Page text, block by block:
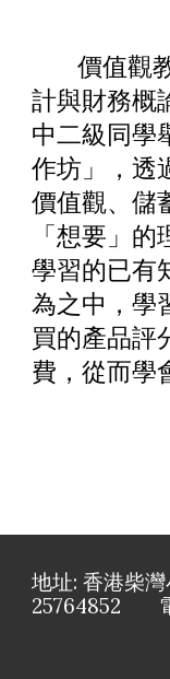
價值觀
計與財務概
中二級同學
作坊」，透
價值觀、儲
「想要」
學習的已有
為之中，學
買的產品評
費，從而學
地址: 香港柴
25764852